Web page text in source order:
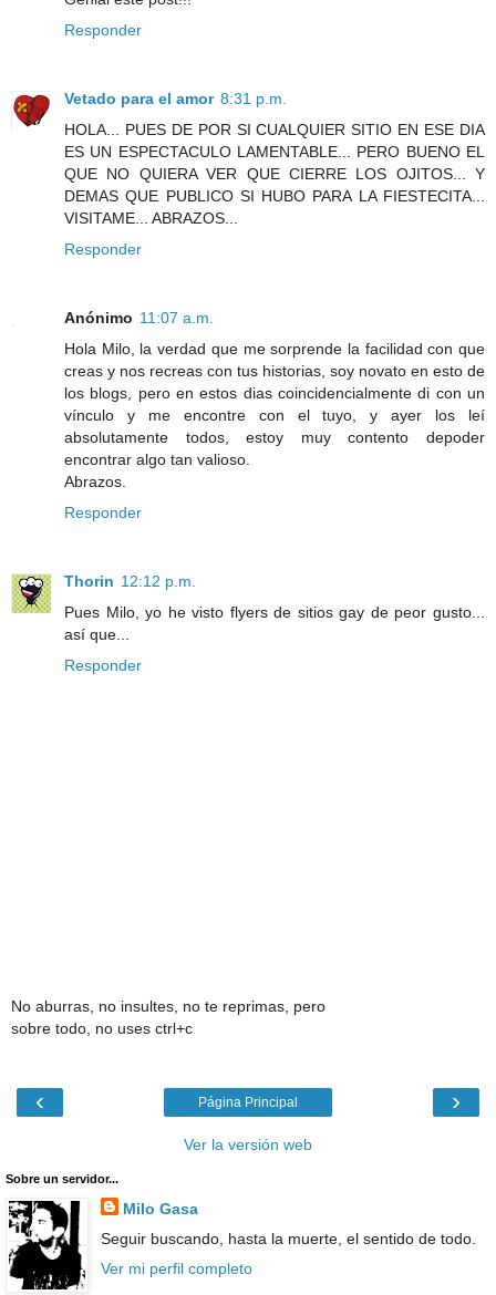
Responder
Vetado para el amor 8:31 p.m.
HOLA... PUES DE POR SI CUALQUIER SITIO EN ESE DIA
ES UN ESPECTACULO LAMENTABLE... PERO BUENO EL
QUE NO QUIERA VER QUE CIERRE LOS OJITOS... Y
DEMAS QUE PUBLICO SI HUBO PARA LA FIESTECITA...
VISITAME... ABRAZOS...
Responder
Anónimo 11:07 a.m.
Hola Milo, la verdad que me sorprende la facilidad con que
creas y nos recreas con tus historias, soy novato en esto de
los blogs, pero en estos dias coincidencialmente di con un
vínculo y me encontre con el tuyo, y ayer los leí
absolutamente todos, estoy muy contento depoder
encontrar algo tan valioso.
Abrazos.
Responder
Thorin 12:12 p.m.
Pues Milo, yo he visto flyers de sitios gay de peor gusto...
así que...
Responder
No aburras, no insultes, no te reprimas, pero
sobre todo, no uses ctrl+c
‹ ›
Página Principal
Ver la versión web
Sobre un servidor...
Milo Gasa
Seguir buscando, hasta la muerte, el sentido de todo.
Ver mi perfil completo